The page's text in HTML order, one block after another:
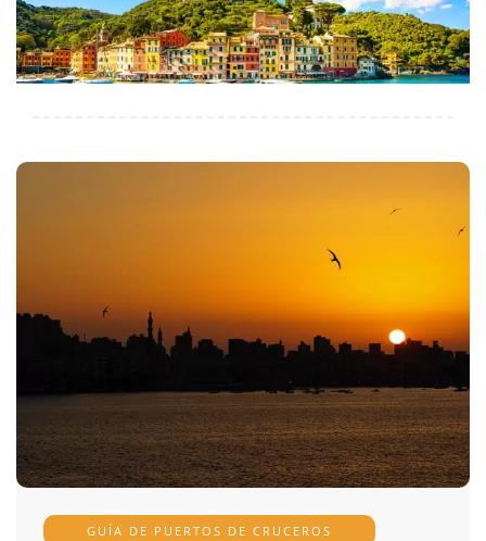
GUÍA DE PUERTOS DE CRUCEROS